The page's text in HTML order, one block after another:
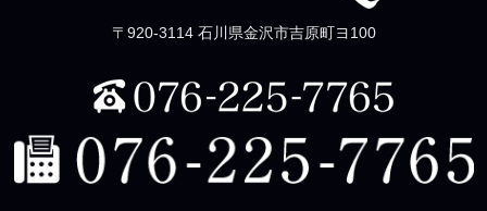
〒920-3114 石川県金沢市吉原町ヨ100